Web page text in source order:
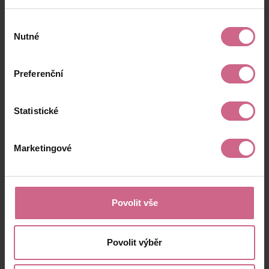
souhlasu
Nutné
Preferenční
Statistické
Marketingové
Povolit vše
Povolit výběr